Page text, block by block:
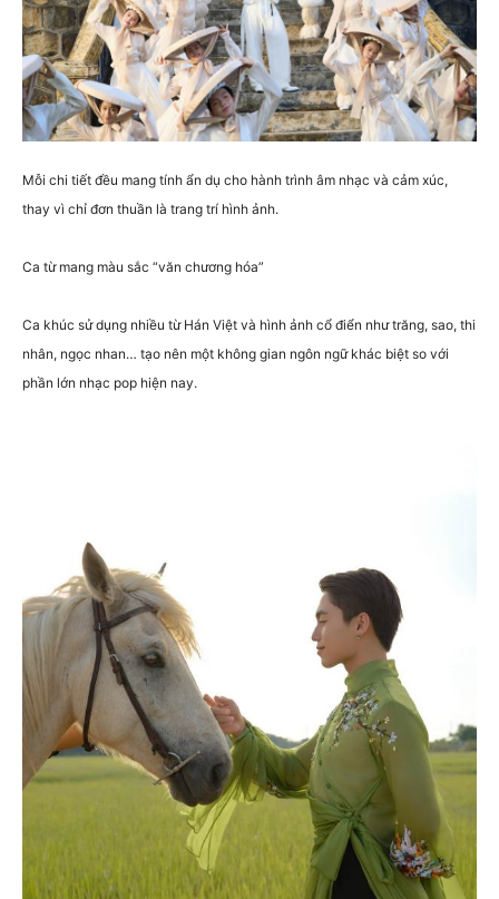
Mỗi chi tiết đều mang tính ẩn dụ cho hành trình âm nhạc và cảm xúc,
thay vì chỉ đơn thuần là trang trí hình ảnh.
Ca từ mang màu sắc “văn chương hóa”
Ca khúc sử dụng nhiều từ Hán Việt và hình ảnh cổ điển như trăng, sao, thi
nhân, ngọc nhan… tạo nên một không gian ngôn ngữ khác biệt so với
phần lớn nhạc pop hiện nay.